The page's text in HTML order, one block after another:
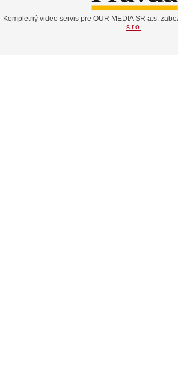
Kompletný video servis pre OUR MEDIA SR a.s.
s.r.o.